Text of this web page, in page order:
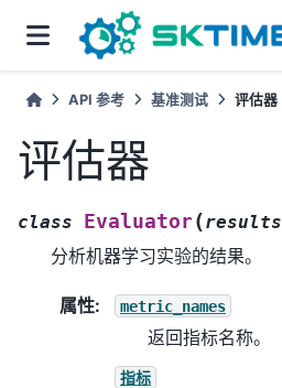
API 参考 基准测试 评估器
评估器
class Evaluator(results
分析机器学习实验的结果。
属性: metric_names
返回指标名称。
指标